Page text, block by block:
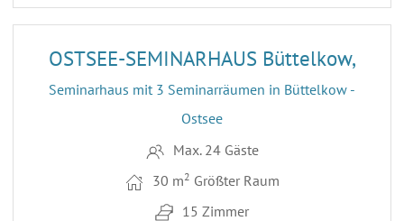
52
OSTSEE-SEMINARHAUS Büttelkow,
Seminarhaus mit 3 Seminarräumen in Büttelkow -
Ostsee
Max. 24 Gäste
30 m2 Größter Raum
15 Zimmer